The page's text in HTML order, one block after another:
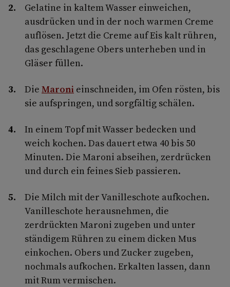
Gelatine in kaltem Wasser einweichen,
ausdrücken und in der noch warmen Creme
auflösen. Jetzt die Creme auf Eis kalt rühren,
das geschlagene Obers unterheben und in
Gläser füllen.
Die Maroni einschneiden, im Ofen rösten, bis
sie aufspringen, und sorgfältig schälen.
In einem Topf mit Wasser bedecken und
weich kochen. Das dauert etwa 40 bis 50
Minuten. Die Maroni abseihen, zerdrücken
und durch ein feines Sieb passieren.
Die Milch mit der Vanilleschote aufkochen.
Vanilleschote herausnehmen, die
zerdrückten Maroni zugeben und unter
ständigem Rühren zu einem dicken Mus
einkochen. Obers und Zucker zugeben,
nochmals aufkochen. Erkalten lassen, dann
mit Rum vermischen.